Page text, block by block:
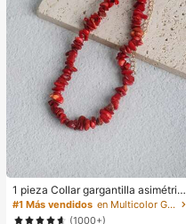
1 pieza Collar gargantilla asimétrico
ajustable de estilo bohemio en colo
r rojo natural, joyería de uso diario Y
#1 Más vendidos
en Multicolor Gargantillas para mujer
(1000+)